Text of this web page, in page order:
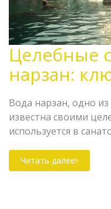
Целебные
нарзан:
Вода нарзан, одно
известна своими
используется в
заболеваниях, от
восстановления
Читать далее